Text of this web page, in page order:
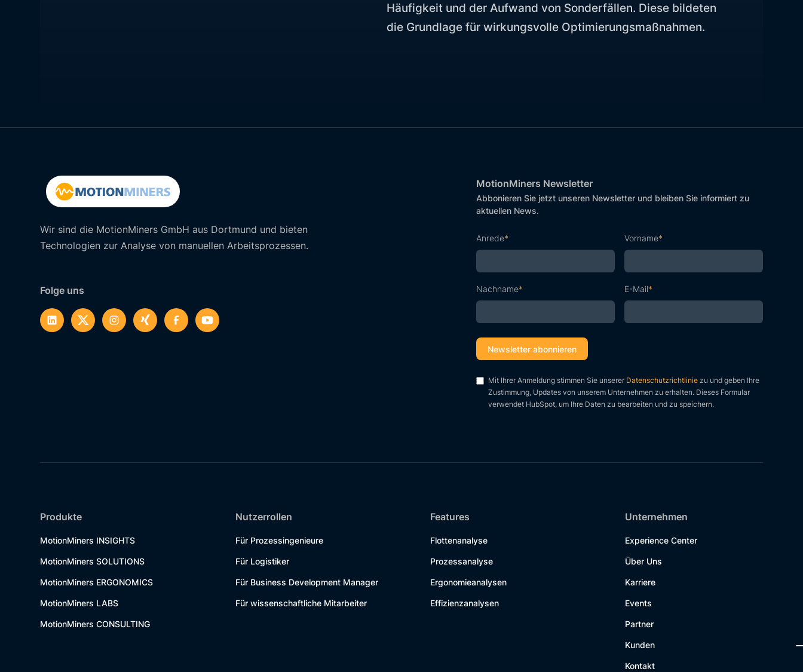
Häufigkeit und der Aufwand von Sonderfällen. Diese bildeten
die Grundlage für wirkungsvolle Optimierungsmaßnahmen.
Wir sind die MotionMiners GmbH aus Dortmund und bieten
Technologien zur Analyse von manuellen Arbeitsprozessen.
Folge uns
MotionMiners Newsletter
Abbonieren Sie jetzt unseren Newsletter und bleiben Sie informiert zu
aktuellen News.
Anrede* Vorname*
Nachname* E-Mail*
Mit Ihrer Anmeldung stimmen Sie unserer Datenschutzrichtliniezu und geben Ihre
Zustimmung, Updates von unserem Unternehmen zu erhalten. Dieses Formular
verwendet HubSpot, um Ihre Daten zu bearbeiten und zu speichern.
Produkte
MotionMiners INSIGHTS
MotionMiners SOLUTIONS
MotionMiners ERGONOMICS
MotionMiners LABS
MotionMiners CONSULTING
Nutzerrollen
Für Prozessingenieure
Für Logistiker
Für Business Development Manager
Für wissenschaftliche Mitarbeiter
Features
Flottenanalyse
Prozessanalyse
Ergonomieanalysen
Effizienzanalysen
Unternehmen
Experience Center
Über Uns
Karriere
Events
Partner
Kunden
Kontakt